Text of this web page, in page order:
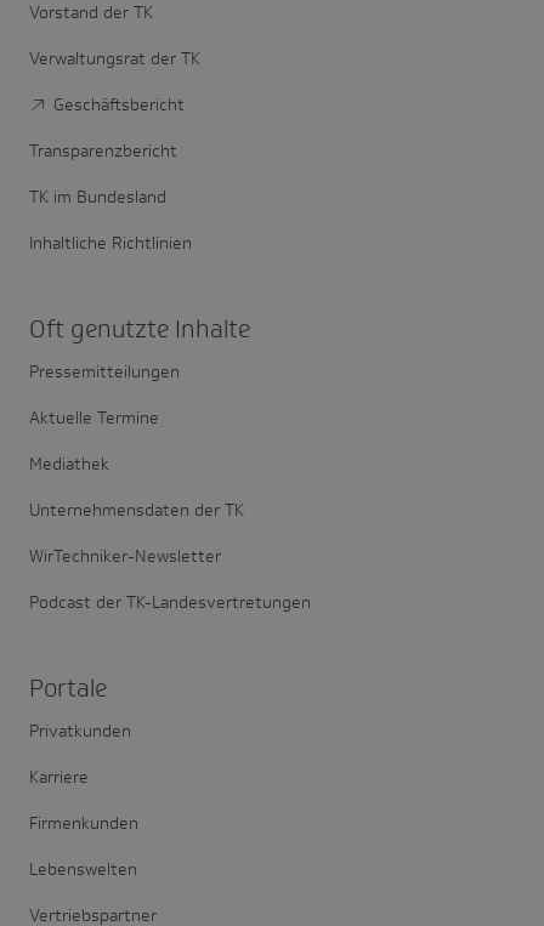
Vorstand der TK
Verwaltungsrat der TK
Geschäftsbericht
Transparenzbericht
TK im Bundesland
Inhaltliche Richtlinien
Oft genutzte Inhalte
Pressemitteilungen
Aktuelle Termine
Mediathek
Unternehmensdaten der TK
WirTechniker-Newsletter
Podcast der TK-Landesvertretungen
Portale
Privatkunden
Karriere
Firmenkunden
Lebenswelten
Vertriebspartner